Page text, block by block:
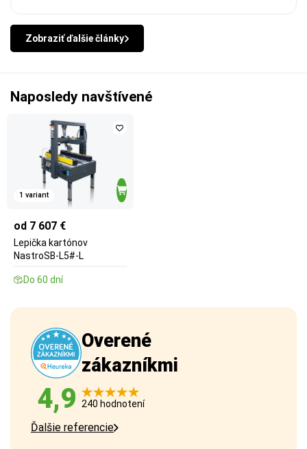
Zobraziť ďalšie články
Naposledy navštívené
1 variant
od 7 607 €
Lepička kartónov
NastroSB-L5#-L
Do 60 dní
Overené
zákazníkmi
4,9 240 hodnotení
Ďalšie referencie